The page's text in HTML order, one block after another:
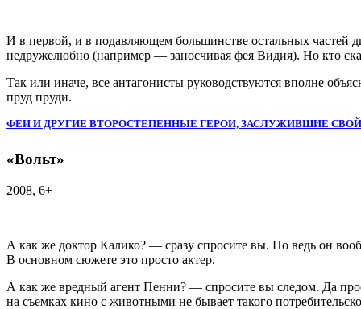
И в первой, и в подавляющем большинстве остальных частей
недружелюбно (например — заносчивая фея Видия). Но кто
Так или иначе, все антагонисты руководствуются вполне
пруд пруди.
ФЕИ И ДРУГИЕ ВТОРОСТЕПЕННЫЕ ГЕРОИ, ЗАСЛУЖИВШИЕ
«Вольт»
2008, 6+
А как же доктор Калико? — сразу спросите вы. Но ведь он
В основном сюжете это просто актер.
А как же вредный агент Пенни? — спросите вы следом. Да
на съемках кино с животными не бывает такого